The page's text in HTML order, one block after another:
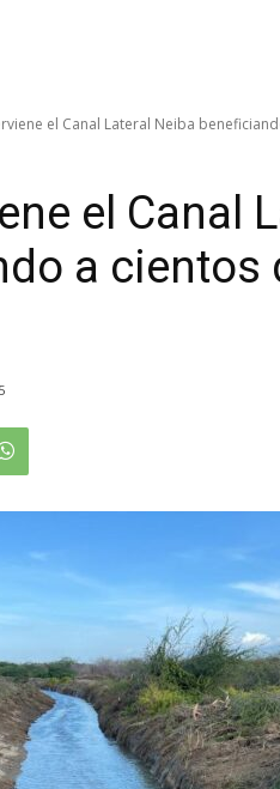
el Canal Lateral Neiba
el Canal
a cientos